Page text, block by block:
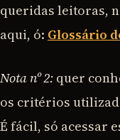
queridas leitoras,
aqui, ó: Glossário
Nota nº 2: quer
os critérios
É fácil, só acessar